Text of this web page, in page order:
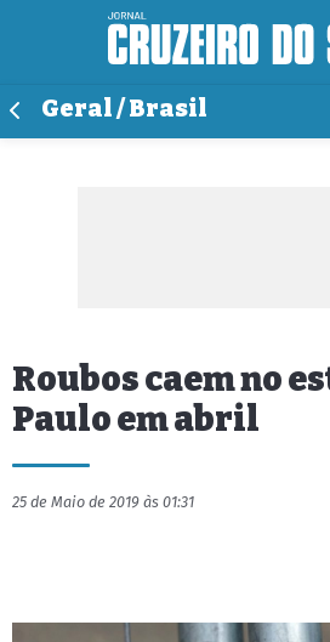
Geral / Brasil
Roubos caem no
Paulo em abril
25 de Maio de 2019 às 01:31